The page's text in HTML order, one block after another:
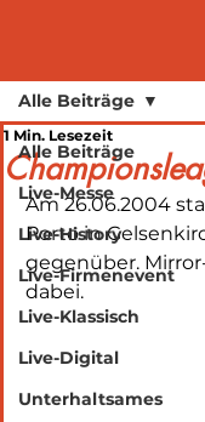
Alle Beiträge
Live-Messe
Live-History
Live-Firmenevent
Live-Klassisch
Live-Digital
Unterhaltsames
Alle Beiträge
1 Min. Lesezeit
Am 26.06.2004
Porto in
gegenüber.
dabei.